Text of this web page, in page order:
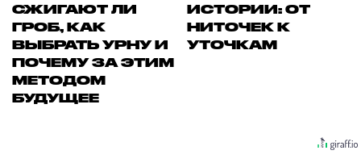
СЖИГАЮТ ЛИ
ГРОБ, КАК
ВЫБРАТЬ УРНУ И
ПОЧЕМУ ЗА ЭТИМ
МЕТОДОМ
БУДУЩЕЕ
ИСТОРИИ: ОТ
НИТОЧЕК К
УТОЧКАМ